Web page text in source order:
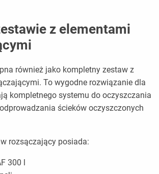
z elementami
również jako kompletny zestaw z
To wygodne rozwiązanie dla
kompletnego systemu do oczyszczania
ścieków oczyszczonych
rozsączający posiada:
300 l